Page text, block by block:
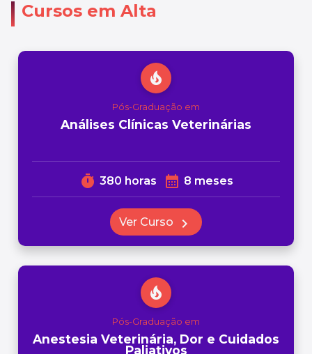
Cursos em Alta
local_fire_department
Pós-Graduação em
Análises Clínicas Veterinárias
timer 380 horas calendar_month 8 meses
Ver Curso chevron_right
local_fire_department
Pós-Graduação em
Anestesia Veterinária, Dor e Cuidados
Paliativos